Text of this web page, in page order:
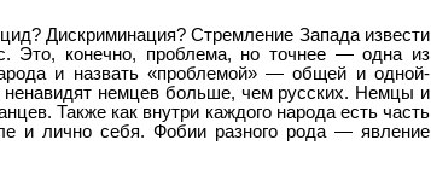
Дискриминация? Стремление Запада извести
Это, конечно, проблема, но точнее — одна из
и назвать «проблемой» — общей и одной-
немцев больше, чем русских. Немцы и
Также как внутри каждого народа есть часть
и лично себя. Фобии разного рода — явление